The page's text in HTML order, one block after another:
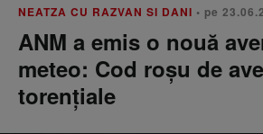
NEATZA CU RAZVAN SI DANI • pe
ANM a emis o nouă
meteo: Cod roșu de
torențiale